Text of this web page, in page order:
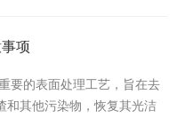
项
要的表面处理工艺，旨在去
和其他污染物，恢复其光洁